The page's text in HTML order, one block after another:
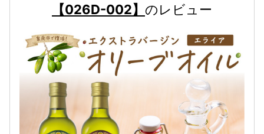
【026D-002】 のレビュー